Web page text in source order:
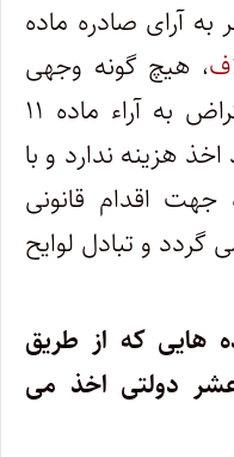
آرای صادره ماده
، هیچ گونه وجهی
دریافت نمی شود و در اعتراض به آراء ماده ۱۱
هزینه ندارد و با
جهت اقدام قانونی
گردد و تبادل لوایح
هایی که از طریق
دولتی اخذ می